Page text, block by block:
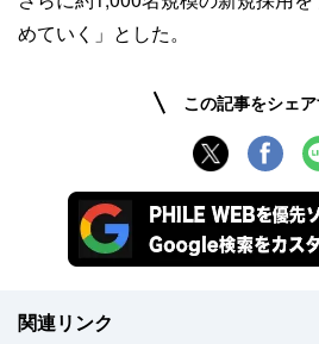
めていく」とした。
この記事をシェ
関連リンク